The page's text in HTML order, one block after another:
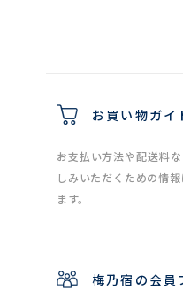
お買い物ガイ
お支払い方法や配送料
しみいただくための情
ます。
梅乃宿の会員